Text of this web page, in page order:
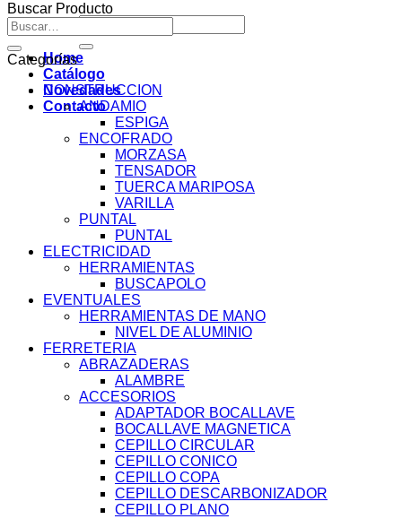
Buscar
por:
Home
Catálogo
Novedades
Contacto
Buscar Producto
Buscar
por:
Categorías
CONSTRUCCION
ANDAMIO
ESPIGA
ENCOFRADO
MORZASA
TENSADOR
TUERCA MARIPOSA
VARILLA
PUNTAL
PUNTAL
ELECTRICIDAD
HERRAMIENTAS
BUSCAPOLO
EVENTUALES
HERRAMIENTAS DE MANO
NIVEL DE ALUMINIO
FERRETERIA
ABRAZADERAS
ALAMBRE
ACCESORIOS
ADAPTADOR BOCALLAVE
BOCALLAVE MAGNETICA
CEPILLO CIRCULAR
CEPILLO CONICO
CEPILLO COPA
CEPILLO DESCARBONIZADOR
CEPILLO PLANO